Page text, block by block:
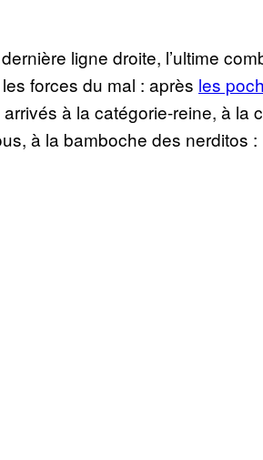
ligne droite, l’ultime
forces du mal : après les
à la catégorie-reine, à la
à la bamboche des nerditos